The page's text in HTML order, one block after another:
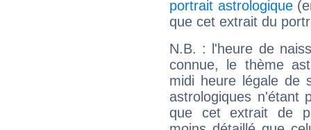
portrait astrologique
que cet extrait du
N.B. : l'heure de
connue, le thème
midi heure légale de
astrologiques n'étant
que cet extrait de